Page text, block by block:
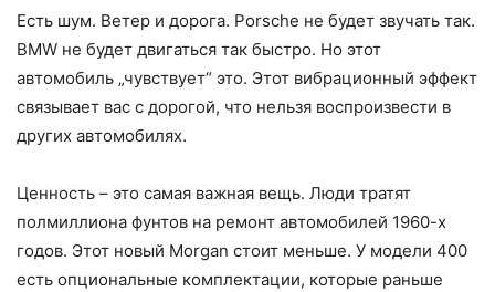
Есть шум. Ветер и дорога. Porsche не будет звучать так.
BMW не будет двигаться так быстро. Но этот
автомобиль „чувствует“ это. Этот вибрационный эффект
связывает вас с дорогой, что нельзя воспроизвести в
других автомобилях.
Ценность – это самая важная вещь. Люди тратят
полмиллиона фунтов на ремонт автомобилей 1960-х
годов. Этот новый Morgan стоит меньше. У модели 400
есть опциональные комплектации, которые раньше